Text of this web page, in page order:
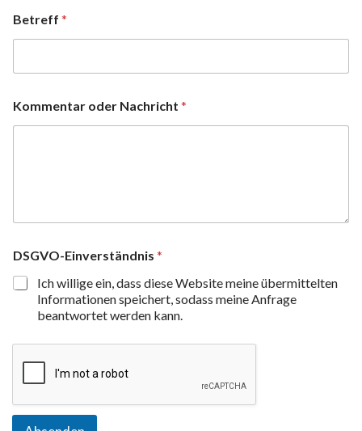
Betreff *
Kommentar oder Nachricht *
DSGVO-Einverständnis *
Ich willige ein, dass diese Website meine übermittelten
Informationen speichert, sodass meine Anfrage
beantwortet werden kann.